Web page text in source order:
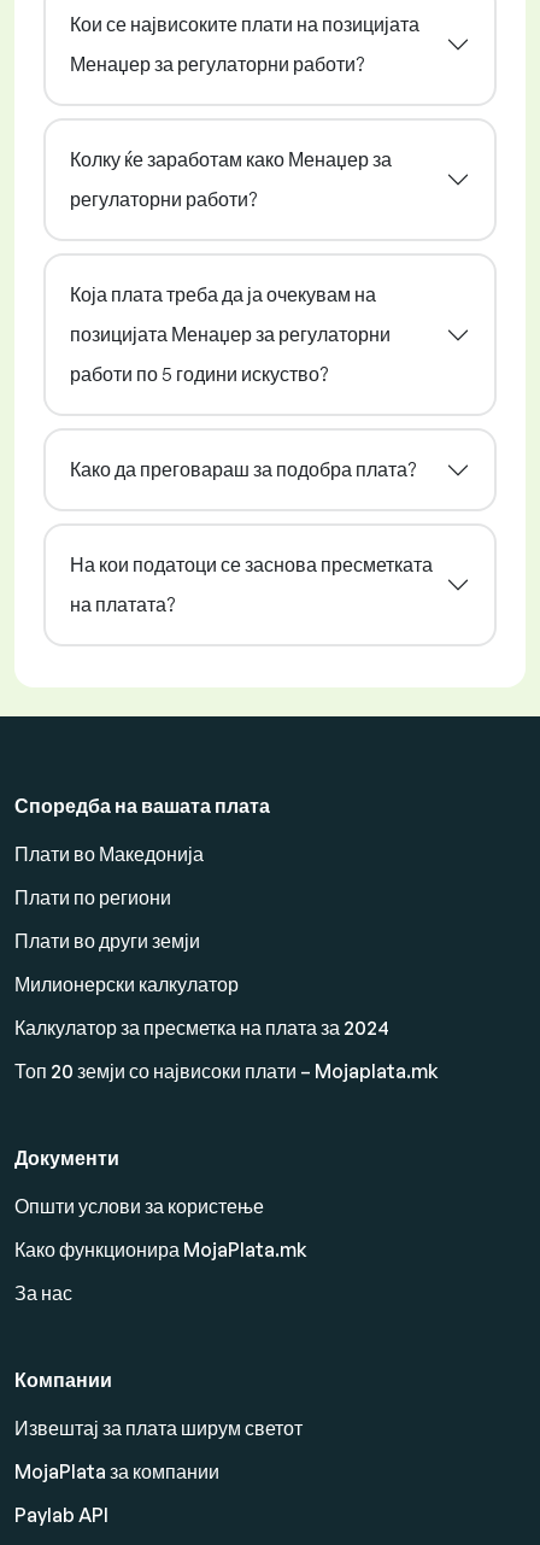
Кои се највисоките плати на позицијата
Менаџер за регулаторни работи?
Колку ќе заработам како Менаџер за
регулаторни работи?
Која плата треба да ја очекувам на
позицијата Менаџер за регулаторни
работи по 5 години искуство?
Како да преговараш за подобра плата?
На кои податоци се заснова пресметката
на платата?
Споредба на вашата плата
Плати во Македонија
Плати по региони
Плати во други земји
Милионерски калкулатор
Калкулатор за пресметка на плата за 2024
Топ 20 земји со највисоки плати – Mojaplata.mk
Документи
Општи услови за користење
Како функционира MojaPlata.mk
За нас
Компании
Извештај за плата ширум светот
MojaPlata за компании
Paylab API